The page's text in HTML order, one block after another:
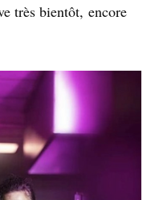
très bientôt, encore